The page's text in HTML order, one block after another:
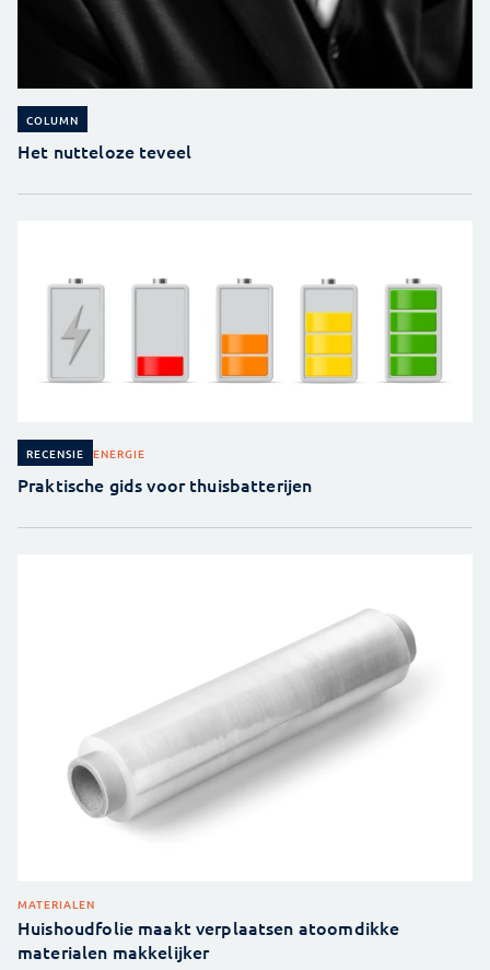
COLUMN
Het nutteloze teveel
RECENSIE ENERGIE
Praktische gids voor thuisbatterijen
MATERIALEN
Huishoudfolie maakt verplaatsen atoomdikke
materialen makkelijker